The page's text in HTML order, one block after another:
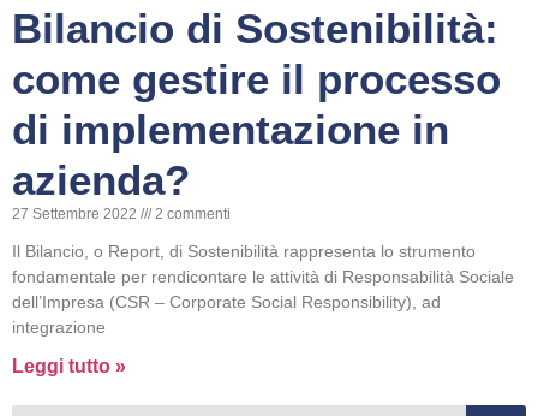
Bilancio di Sostenibilità:
come gestire il processo
di implementazione in
azienda?
27 Settembre 2022 2 commenti
Il Bilancio, o Report, di Sostenibilità rappresenta lo strumento
fondamentale per rendicontare le attività di Responsabilità Sociale
dell’Impresa (CSR – Corporate Social Responsibility), ad
integrazione
Leggi tutto »